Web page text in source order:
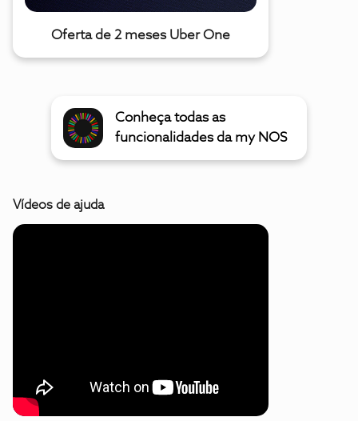
Oferta de 2 meses Uber One
Conheça todas as
funcionalidades da my NOS
Vídeos de ajuda